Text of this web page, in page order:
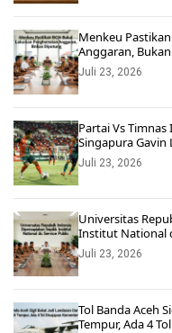
Menkeu
Anggaran,
Juli 23, 2026
Partai Vs
Singapura Gavin
Juli 23, 2026
Universitas
Institut National
Juli 23, 2026
Tol Banda Aceh
Tempur, Ada 4